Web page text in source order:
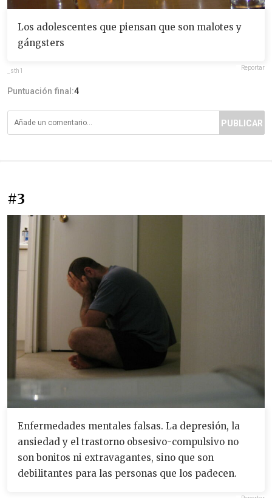
Los adolescentes que piensan que son malotes y
gángsters
_sth1 Reportar
Puntuación final:4
PUBLICAR
#3
Enfermedades mentales falsas. La depresión, la
ansiedad y el trastorno obsesivo-compulsivo no
son bonitos ni extravagantes, sino que son
debilitantes para las personas que los padecen.